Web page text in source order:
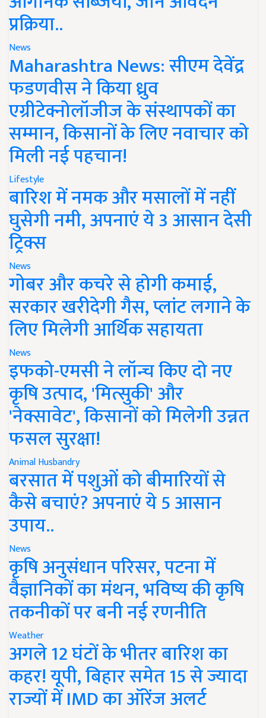
प्रक्रिया..
News
Maharashtra News: सीएम देवेंद्र
फडणवीस ने किया ध्रुव
एग्रीटेक्नोलॉजीज के संस्थापकों का
सम्मान, किसानों के लिए नवाचार को
मिली नई पहचान!
Lifestyle
बारिश में नमक और मसालों में नहीं
घुसेगी नमी, अपनाएं ये 3 आसान देसी
ट्रिक्स
News
गोबर और कचरे से होगी कमाई,
सरकार खरीदेगी गैस, प्लांट लगाने के
लिए मिलेगी आर्थिक सहायता
News
इफको-एमसी ने लॉन्च किए दो नए
कृषि उत्पाद, 'मित्सुकी' और
'नेक्सावेट', किसानों को मिलेगी उन्नत
फसल सुरक्षा!
Animal Husbandry
बरसात में पशुओं को बीमारियों से
कैसे बचाएं? अपनाएं ये 5 आसान
उपाय..
News
कृषि अनुसंधान परिसर, पटना में
वैज्ञानिकों का मंथन, भविष्य की कृषि
तकनीकों पर बनी नई रणनीति
Weather
अगले 12 घंटों के भीतर बारिश का
कहर! यूपी, बिहार समेत 15 से ज्यादा
राज्यों में IMD का ऑरेंज अलर्ट